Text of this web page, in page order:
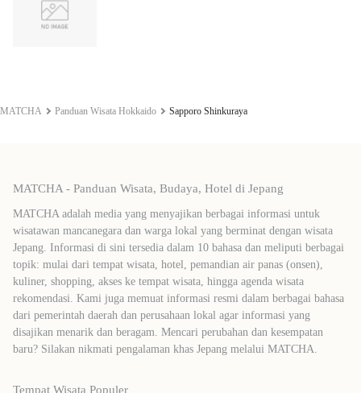
MATCHA Panduan Wisata Hokkaido Sapporo Shinkuraya
MATCHA - Panduan Wisata, Budaya, Hotel di Jepang
MATCHA adalah media yang menyajikan berbagai informasi untuk
wisatawan mancanegara dan warga lokal yang berminat dengan wisata
Jepang. Informasi di sini tersedia dalam 10 bahasa dan meliputi berbagai
topik: mulai dari tempat wisata, hotel, pemandian air panas (onsen),
kuliner, shopping, akses ke tempat wisata, hingga agenda wisata
rekomendasi. Kami juga memuat informasi resmi dalam berbagai bahasa
dari pemerintah daerah dan perusahaan lokal agar informasi yang
disajikan menarik dan beragam. Mencari perubahan dan kesempatan
baru? Silakan nikmati pengalaman khas Jepang melalui MATCHA.
Tempat Wisata Populer